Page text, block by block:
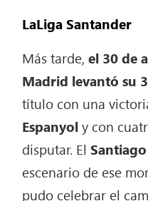
LaLiga Santander
Más tarde,el 30 de
Madrid levantó su
título con una
Espanyoly con
disputar. El
escenario de ese
pudo celebrar el